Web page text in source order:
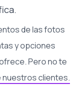
de las fotos
y opciones
Pero no te
nuestros clientes.